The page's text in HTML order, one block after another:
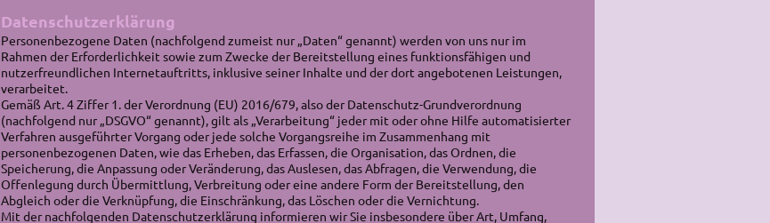
Datenschutzerklärung
Personenbezogene Daten (nachfolgend zumeist nur „Daten“ genannt) werden von uns nur im
Rahmen der Erforderlichkeit sowie zum Zwecke der Bereitstellung eines funktionsfähigen und
nutzerfreundlichen Internetauftritts, inklusive seiner Inhalte und der dort angebotenen Leistungen,
verarbeitet.
Gemäß Art. 4 Ziffer 1. der Verordnung (EU) 2016/679, also der Datenschutz-Grundverordnung
(nachfolgend nur „DSGVO“ genannt), gilt als „Verarbeitung“ jeder mit oder ohne Hilfe automatisierter
Verfahren ausgeführter Vorgang oder jede solche Vorgangsreihe im Zusammenhang mit
personenbezogenen Daten, wie das Erheben, das Erfassen, die Organisation, das Ordnen, die
Speicherung, die Anpassung oder Veränderung, das Auslesen, das Abfragen, die Verwendung, die
Offenlegung durch Übermittlung, Verbreitung oder eine andere Form der Bereitstellung, den
Abgleich oder die Verknüpfung, die Einschränkung, das Löschen oder die Vernichtung.
Mit der nachfolgenden Datenschutzerklärung informieren wir Sie insbesondere über Art, Umfang,